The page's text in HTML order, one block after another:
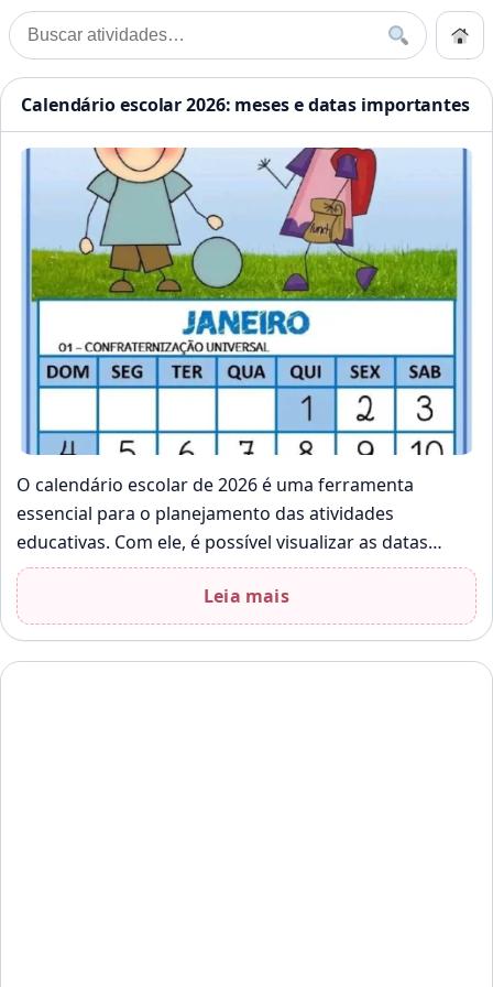
Pular para o conteúdo
Buscar por:
Buscar
Início
Início»Importantes
Atividades Educação
Calendário escolar 2026: meses e datas importantes
O calendário escolar de 2026 é uma ferramenta
essencial para o planejamento das atividades
educativas. Com ele, é possível visualizar as datas
importantes, como feriados e eventos escolares,…
Leia mais